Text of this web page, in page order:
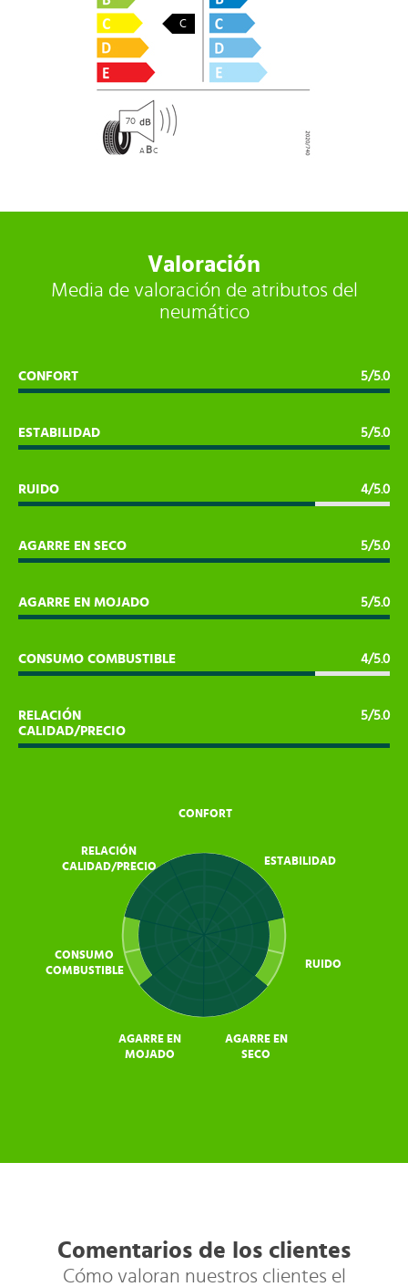
C
70
A BC
Valoración
Media de valoración de atributos del
neumático
CONFORT 5/5.0
ESTABILIDAD 5/5.0
RUIDO 4/5.0
AGARRE EN SECO 5/5.0
AGARRE EN MOJADO 5/5.0
CONSUMO COMBUSTIBLE 4/5.0
RELACIÓN
CALIDAD/PRECIO
5/5.0
CONFORT
ESTABILIDAD
RUIDO
AGARRE EN
SECO
AGARRE EN
MOJADO
CONSUMO
COMBUSTIBLE
RELACIÓN
CALIDAD/PRECIO
Comentarios de los clientes
Cómo valoran nuestros clientes el